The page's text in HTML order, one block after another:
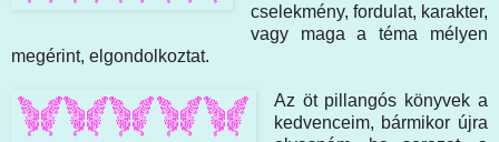
cselekmény, fordulat, karakter,
vagy maga a téma mélyen
megérint, elgondolkoztat.
Az öt pillangós könyvek a
kedvenceim, bármikor újra